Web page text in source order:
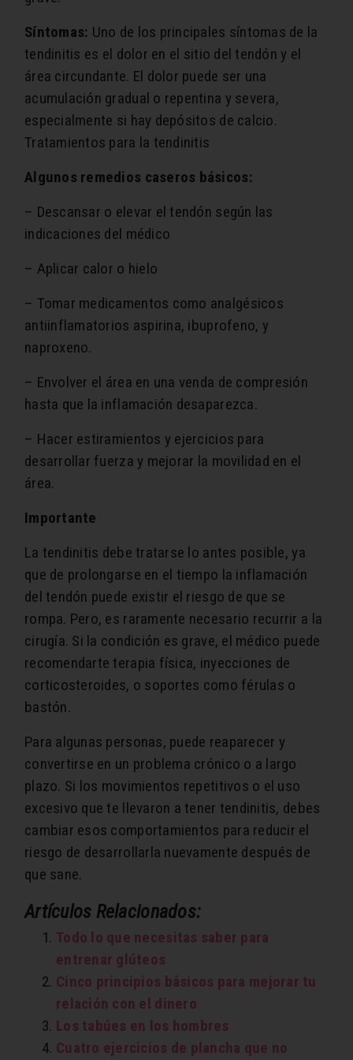
Síntomas: Uno de los principales síntomas de la
tendinitis es el dolor en el sitio del tendón y el
área circundante. El dolor puede ser una
acumulación gradual o repentina y severa,
especialmente si hay depósitos de calcio.
Tratamientos para la tendinitis
Algunos remedios caseros básicos:
– Descansar o elevar el tendón según las
indicaciones del médico
– Aplicar calor o hielo
– Tomar medicamentos como analgésicos
antiinflamatorios aspirina, ibuprofeno, y
naproxeno.
– Envolver el área en una venda de compresión
hasta que la inflamación desaparezca.
– Hacer estiramientos y ejercicios para
desarrollar fuerza y mejorar la movilidad en el
área.
Importante
La tendinitis debe tratarse lo antes posible, ya
que de prolongarse en el tiempo la inflamación
del tendón puede existir el riesgo de que se
rompa. Pero, es raramente necesario recurrir a la
cirugía. Si la condición es grave, el médico puede
recomendarte terapia física, inyecciones de
corticosteroides, o soportes como férulas o
bastón.
Para algunas personas, puede reaparecer y
convertirse en un problema crónico o a largo
plazo. Si los movimientos repetitivos o el uso
excesivo que te llevaron a tener tendinitis, debes
cambiar esos comportamientos para reducir el
riesgo de desarrollarla nuevamente después de
que sane.
Artículos Relacionados:
Todo lo que necesitas saber para
entrenar glúteos
Cinco principios básicos para mejorar tu
relación con el dinero
Los tabúes en los hombres
Cuatro ejercicios de plancha que no